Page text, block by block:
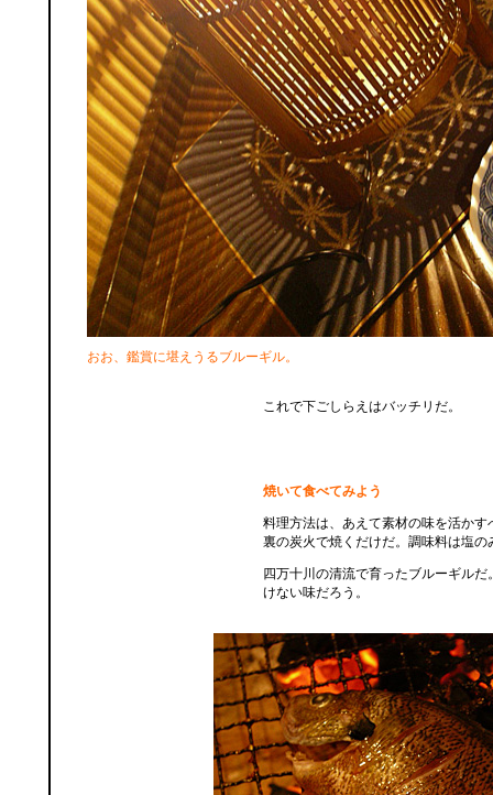
おお、鑑賞に堪えうるブルーギル。
これで下ごしらえはバッチリだ。
焼いて食べてみよう
料理方法は、あえて素材の味を活かす
裏の炭火で焼くだけだ。調味料は塩の
四万十川の清流で育ったブルーギルだ
けない味だろう。